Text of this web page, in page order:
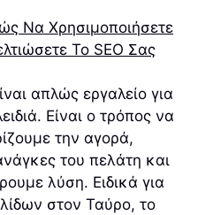
Να Χρησιμοποιήσετε
Το SEO Σας
απλώς εργαλείο για
Είναι ο τρόπος να
την αγορά,
του πελάτη και
λύση. Ειδικά για
στον Ταύρο, το